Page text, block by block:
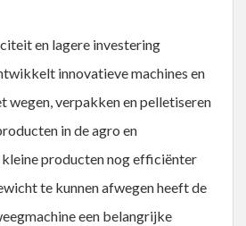
en lagere investering
innovatieve machines en
wegen, verpakken en pelletiseren
in de agro en
producten nog efficiënter
te kunnen afwegen heeft de
een belangrijke